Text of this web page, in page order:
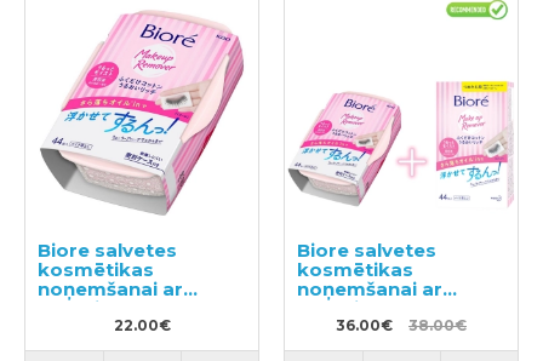
Biore salvetes
kosmētikas
noņemšanai ar
kastīti 44gab
22.00€
Biore salvetes
kosmētikas
noņemšanai ar
kastīti 44gab +
papildus bloks
44gab
36.00€ 38.00€